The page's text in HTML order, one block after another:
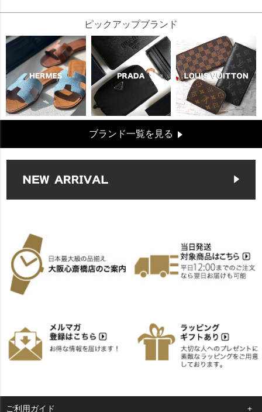
ピックアップブランド
ブランド一覧を見る
ご利用ガイド